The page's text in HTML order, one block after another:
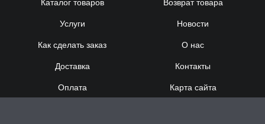
Каталог товаров
Услуги
Как сделать заказ
Доставка
Оплата
Возврат товара
Новости
О нас
Контакты
Карта сайта